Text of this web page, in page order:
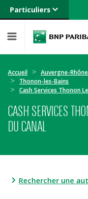
Particuliers
Banque privée
Entreprises
Accueil Auvergne-
Thonon-les-Bains
Cash Services Thonon
CASH SERVICES
DU CANAL
Rechercher une